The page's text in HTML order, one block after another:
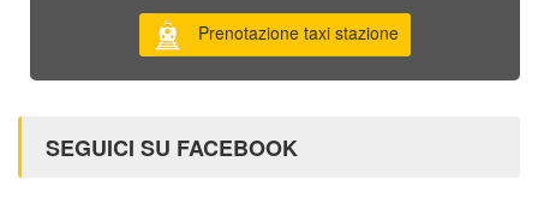
Prenotazione taxi stazione
SEGUICI SU FACEBOOK